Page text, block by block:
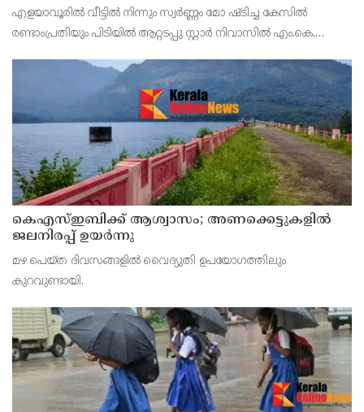
എളയാവൂരിൽ വീട്ടിൽ നിന്നും സ്വർണ്ണം മോ ഷ്ടിച്ച കേസിൽ
രണ്ടാംപ്രതിയും പിടിയിൽ ആറ്റടപ്പു സ്റ്റാർ നിവാസിൽ എം.കെ.
കെഎസ്ഇബിക്ക് ആശ്വാസം; അണക്കെട്ടുകളില്‍
ജലനിരപ്പ് ഉയര്‍ന്നു
മഴ പെയ്ത ദിവസങ്ങളില്‍ വൈദ്യുതി ഉപയോഗത്തിലും
കുറവുണ്ടായി.